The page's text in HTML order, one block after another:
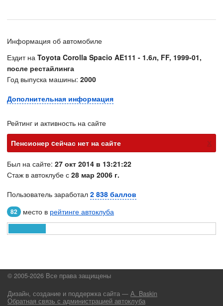
Информация об автомобиле
Ездит на Toyota Corolla Spacio AE111 - 1.6л, FF, 1999-01,
после рестайлинга
Год выпуска машины: 2000
Дополнительная информация
Рейтинг и активность на сайте
Пенсионер cейчас нет на сайте
х
Был на сайте: 27 окт 2014 в 13:21:22
Стаж в автоклубе с 28 мар 2006 г.
Пользователь заработал 2 838 баллов
82 место в рейтинге автоклуба
© 2005-2026 Все права защищены
Дизайн, создание и поддержка сайта — А. Baskin
Обратная связь с администрацией автоклуба